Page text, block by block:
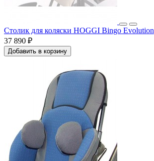
Столик для коляски HOGGI Bingo Evolution
37 890 ₽
Добавить в корзину